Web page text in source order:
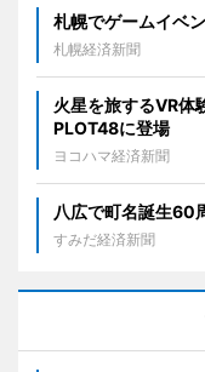
札幌でゲームイベ
札幌経済新聞
火星を旅するVR
PLOT48に登場
ヨコハマ経済新聞
八広で町名誕生
すみだ経済新聞